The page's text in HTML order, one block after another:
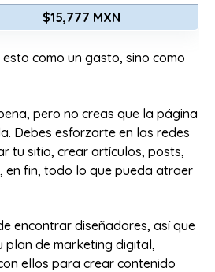
$15,777 MXN
como un gasto, sino como
pero no creas que la página
Debes esforzarte en las redes
tu sitio, crear artículos, posts,
en fin, todo lo que pueda atraer
encontrar diseñadores, así que
plan de marketing digital,
ellos para crear contenido